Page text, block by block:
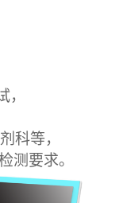
科等，
测要求。